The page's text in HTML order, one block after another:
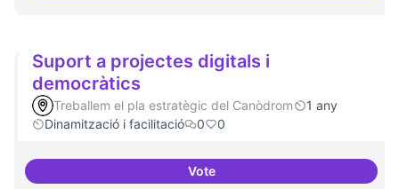
Suport a projectes digitals i
democràtics
Treballem el pla estratègic del Canòdrom
1 any
Dinamització i facilitació
0 0
VoteSuport a projectes digitals i